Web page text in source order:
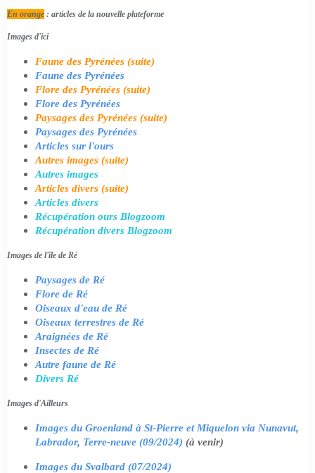
En orange : articles de la nouvelle plateforme
Images d'ici
Faune des Pyrénées (suite)
Faune des Pyrénées
Flore des Pyrénées (suite)
Flore des Pyrénées
Paysages des Pyrénées (suite)
Paysages des Pyrénées
Articles sur l'ours
Autres images (suite)
Autres images
Articles divers (suite)
Articles divers
Récupération ours Blogzoom
Récupération divers Blogzoom
Images de l'île de Ré
Paysages de Ré
Flore de Ré
Oiseaux d'eau de Ré
Oiseaux terrestres de Ré
Araignées de Ré
Insectes de Ré
Autre faune de Ré
Divers Ré
Images d'Ailleurs
Images du Groenland à St-Pierre et Miquelon via Nunavut,
Labrador, Terre-neuve (09/2024) (à venir)
Images du Svalbard (07/2024)